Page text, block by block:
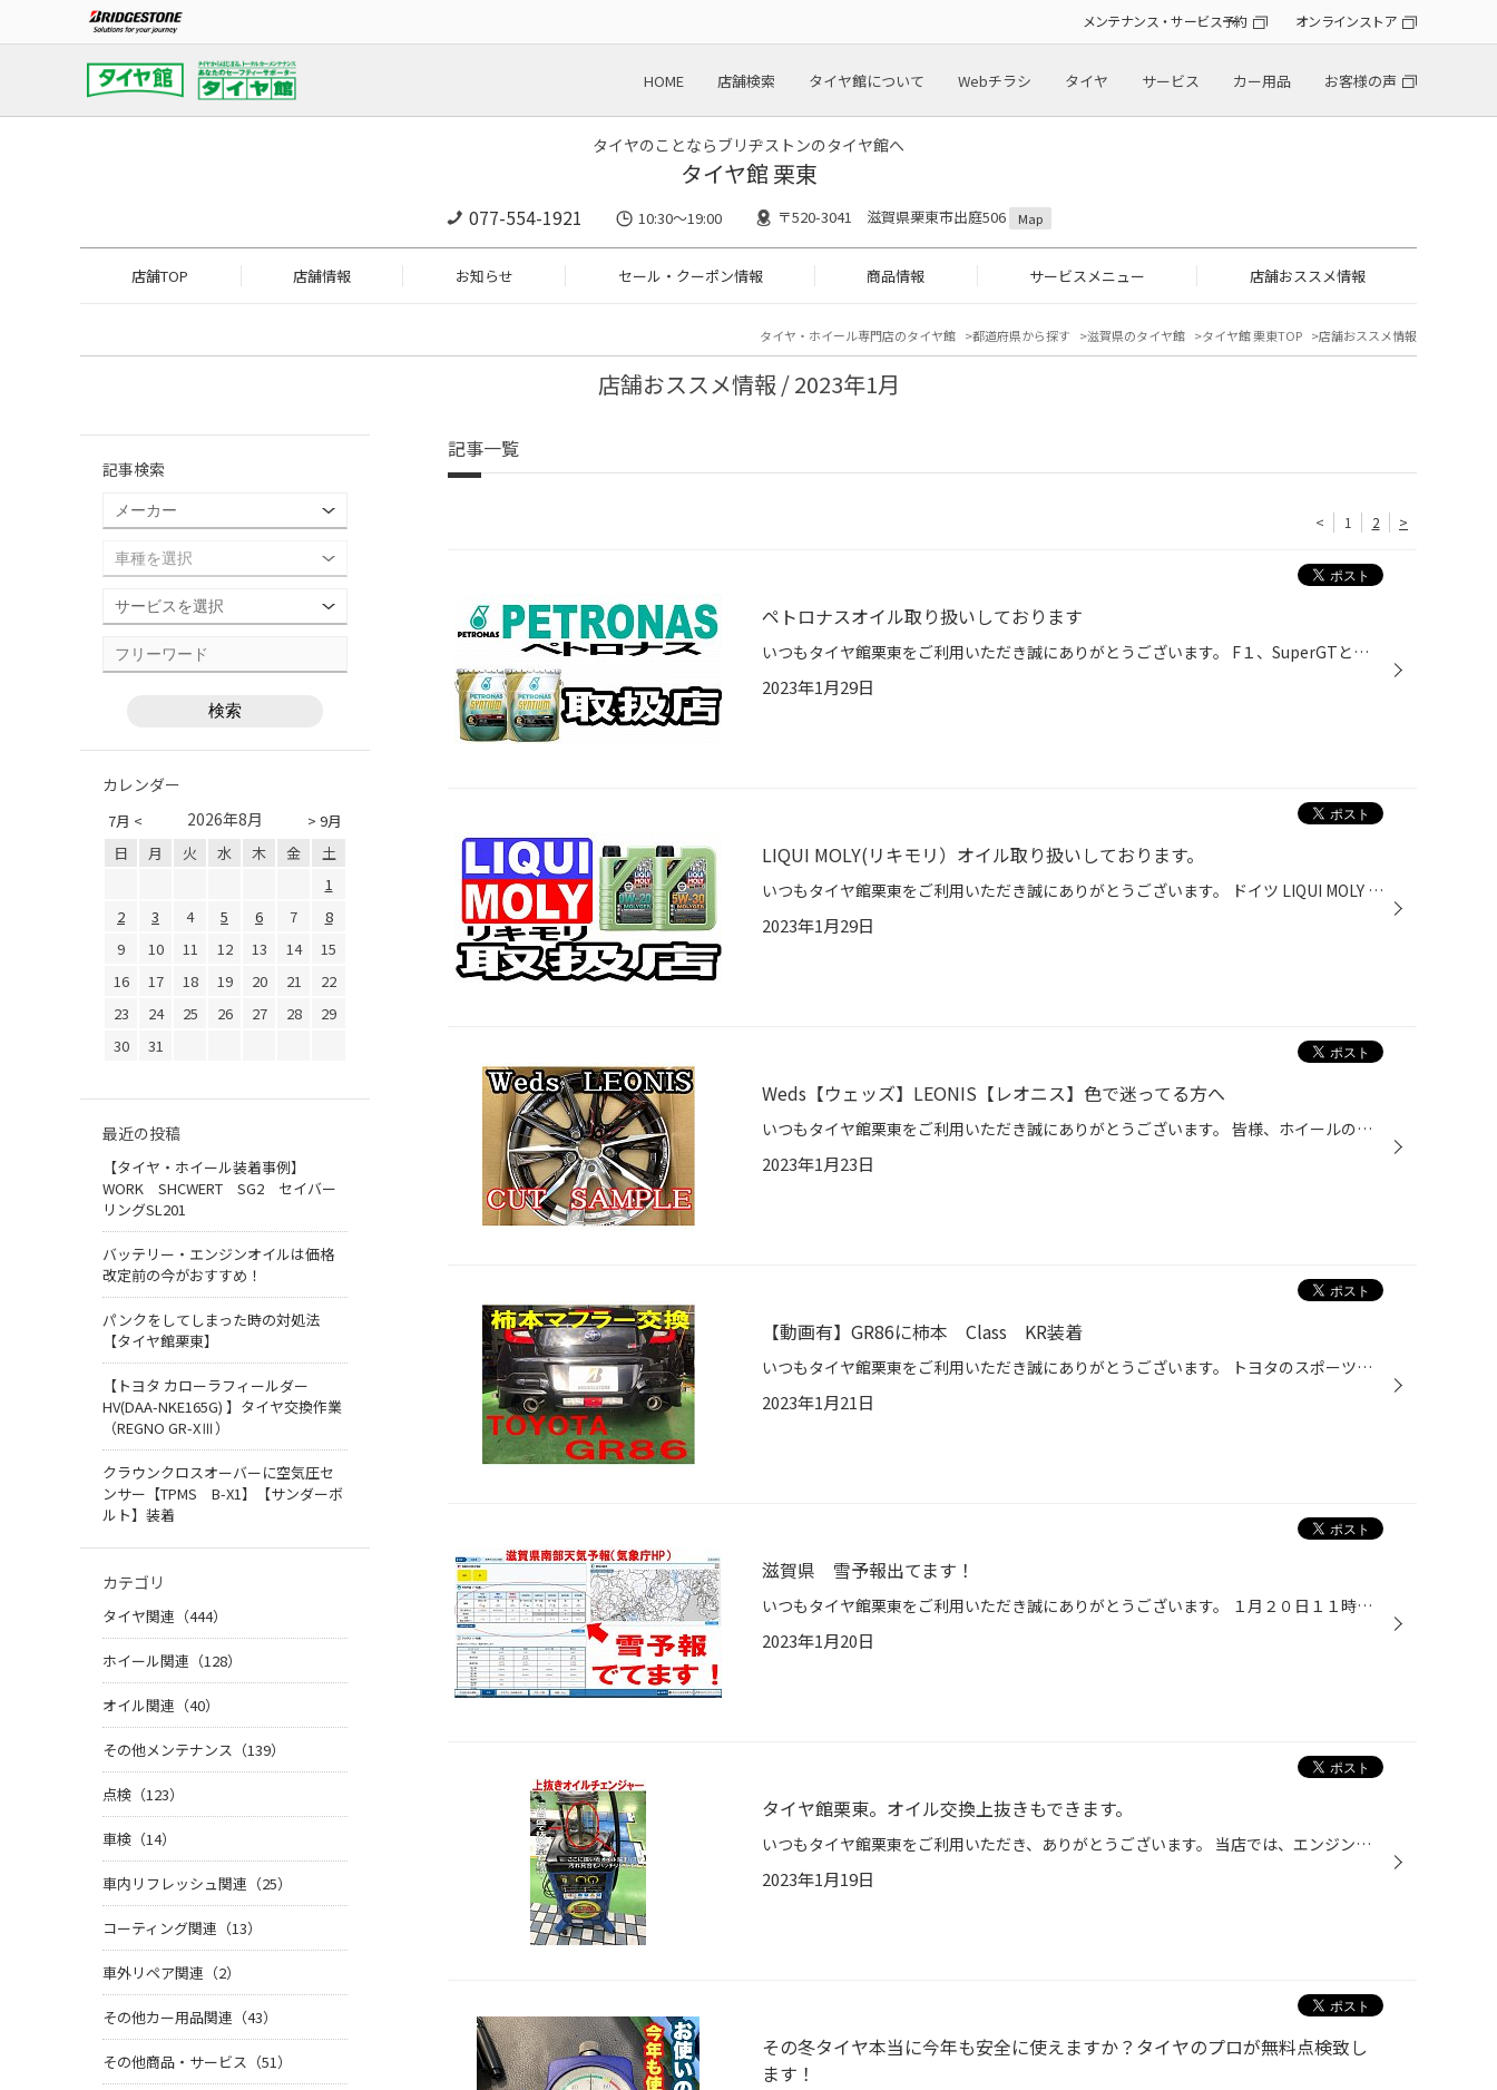
メンテナンス・サービス予約 オンラインストア
HOME 店舗検索 タイヤ館について Webチラシ タイヤ サービス カー用品 お客様の声
タイヤのことならブリヂストンのタイヤ館へ
タイヤ館 栗東
077-554-1921 10:30～19:00 〒520-3041 滋賀県栗東市出庭506 Map
店舗TOP 店舗情報 お知らせ セール・クーポン情報 商品情報 サービスメニュー 店舗おススメ情報
タイヤ・ホイール専門店のタイヤ館 都道府県から探す 滋賀県のタイヤ館 タイヤ館 栗東TOP 店舗おススメ情報
店舗おススメ情報 / 2023年1月
記事一覧
< 1 2 >
ペトロナスオイル取り扱いしております
いつもタイヤ館栗東をご利用いただき誠にありがとうございます。 F１、SuperGTといった様々なジャンルのレースチームを潤滑油で サポートしているペトロナスさんのオイル取り扱いしております。 在庫しているオイルは シンティアム7000DMX 0W-20 シンティアム3000E 5W-40 となります。 シンティアム...
2023年1月29日
LIQUI MOLY(リキモリ）オイル取り扱いしております。
いつもタイヤ館栗東をご利用いただき誠にありがとうございます。 ドイツ LIQUI MOLY GmｂH社（リキモリ）さんのエンジンオイルを 取り扱い始めました！ メルセデス-ベンツ・BMW・ポルシェ等の認定オイルがあり ドイツ車はもちろんの事、日本車、特にスポーツモデルにおいて高い性能を発揮 環境に厳...
2023年1月29日
Weds【ウェッズ】LEONIS【レオニス】色で迷ってる方へ
いつもタイヤ館栗東をご利用いただき誠にありがとうございます。 皆様、ホイールの購入を検討する時に色で迷う事は無いですか？ 実物がその店舗に有ればいいのですが 無ければWEBかカタログを見てという感じになりますよね！ そこで、ホイールメーカーWeds【ウェッズ】さんのご厚意により 人気ホイ...
2023年1月23日
【動画有】GR86に柿本 Class KR装着
いつもタイヤ館栗東をご利用いただき誠にありがとうございます。 トヨタのスポーツカー GR86に 柿本マフラー 【Class KR】を装着させていただきました。 純正マフラーでも似合っているのですが、何か物足りない・・・・ そこで！マフラー交換。チタンカラーがいいですねー！ 下から見る事は、ほとん...
2023年1月21日
滋賀県 雪予報出てます！
いつもタイヤ館栗東をご利用いただき誠にありがとうございます。 １月２０日１１時気象庁発表によりますと気象庁HP（滋賀県予報）はこちら すでに冷え込んでいますが 週末から来週にかけて更に冷え込みの予報が出ており 火曜日・水曜日には雪マークも出ております。 最低気温はマイナスで出ており最...
2023年1月20日
タイヤ館栗東。オイル交換上抜きもできます。
いつもタイヤ館栗東をご利用いただき、ありがとうございます。 当店では、エンジンオイル交換時に【上抜き】【下抜き】での交換ができます。 【下抜き】は皆様ご存知のように お車リフトアップしオイルパンにあるドレンボルトを外して オイルを抜く作業になります。 （オイルパン⇒エンジンの下部に...
2023年1月19日
その冬タイヤ本当に今年も安全に使えますか？タイヤのプロが無料点検致し
ます！
記事検索
カレンダー
7月 < > 9月
2026年8月
日 月 火 水 木 金
土
1
2
3 4 5 6 7
8
9
10 11 12 13 14
15
16
17 18 19 20 21
22
23
24 25 26 27 28
29
30
31
最近の投稿
【タイヤ・ホイール装着事例】
WORK SHCWERT SG2 セイバー
リングSL201
バッテリー・エンジンオイルは価格
改定前の今がおすすめ！
パンクをしてしまった時の対処法
【タイヤ館栗東】
【トヨタ カローラフィールダー
HV(DAA-NKE165G) 】タイヤ交換作業
（REGNO GR-XⅢ）
クラウンクロスオーバーに空気圧セ
ンサー【TPMS B-X1】【サンダーボ
ルト】装着
カテゴリ
タイヤ関連（444）
ホイール関連（128）
オイル関連（40）
その他メンテナンス（139）
点検（123）
車検（14）
車内リフレッシュ関連（25）
コーティング関連（13）
車外リペア関連（2）
その他カー用品関連（43）
その他商品・サービス（51）